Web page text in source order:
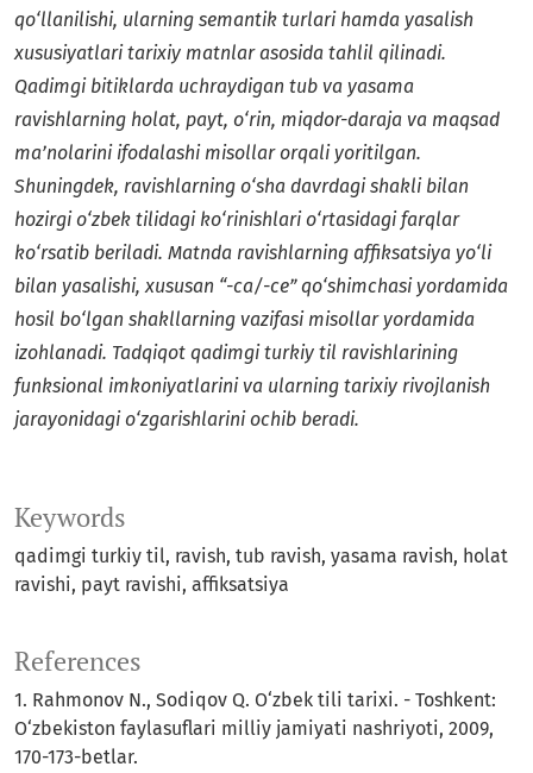
Keywords
qadimgi turkiy til, ravish, tub ravish, yasama ravish, holat
ravishi, payt ravishi, affiksatsiya
qo‘llanilishi, ularning semantik turlari hamda yasalish
xususiyatlari tarixiy matnlar asosida tahlil qilinadi.
Qadimgi bitiklarda uchraydigan tub va yasama
ravishlarning holat, payt, o‘rin, miqdor-daraja va maqsad
ma’nolarini ifodalashi misollar orqali yoritilgan.
Shuningdek, ravishlarning o‘sha davrdagi shakli bilan
hozirgi o‘zbek tilidagi ko‘rinishlari o‘rtasidagi farqlar
ko‘rsatib beriladi. Matnda ravishlarning affiksatsiya yo‘li
bilan yasalishi, xususan “-ca/-ce” qo‘shimchasi yordamida
hosil bo‘lgan shakllarning vazifasi misollar yordamida
izohlanadi. Tadqiqot qadimgi turkiy til ravishlarining
funksional imkoniyatlarini va ularning tarixiy rivojlanish
jarayonidagi o‘zgarishlarini ochib beradi.
References
1. Rahmonov N., Sodiqov Q. O‘zbek tili tarixi. - Toshkent:
O‘zbekiston faylasuflari milliy jamiyati nashriyoti, 2009,
170-173-betlar.